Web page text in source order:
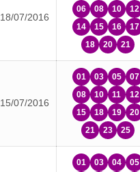
18/07/2016
06
08 10
12
14
15 16
17
18
20 21
15/07/2016
01 03 05
07
08
10 11
12
15
18 19
20
21
23 25
01 03 04
05